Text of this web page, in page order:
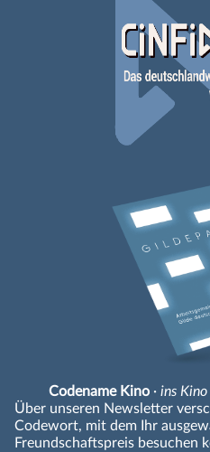
Codename Kino · ins
Über unseren Newsletter
Codewort, mit dem Ihr
Freundschaftspreis besuchen